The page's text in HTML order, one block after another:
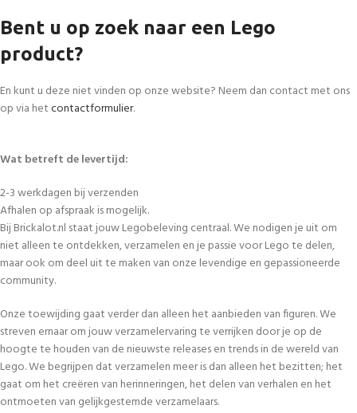
Bent u op zoek naar een Lego
product?
En kunt u deze niet vinden op onze website? Neem dan contact met ons
op via hetcontactformulier.
Wat betreft de levertijd:
2-3 werkdagen bij verzenden
Afhalen op afspraak is mogelijk.
Bij Brickalot.nl staat jouw Legobeleving centraal. We nodigen je uit om
niet alleen te ontdekken, verzamelen en je passie voor Lego te delen,
maar ook om deel uit te maken van onze levendige en gepassioneerde
community.
Onze toewijding gaat verder dan alleen het aanbieden van figuren. We
streven ernaar om jouw verzamelervaring te verrijken door je op de
hoogte te houden van de nieuwste releases en trends in de wereld van
Lego. We begrijpen dat verzamelen meer is dan alleen het bezitten; het
gaat om het creëren van herinneringen, het delen van verhalen en het
ontmoeten van gelijkgestemde verzamelaars.